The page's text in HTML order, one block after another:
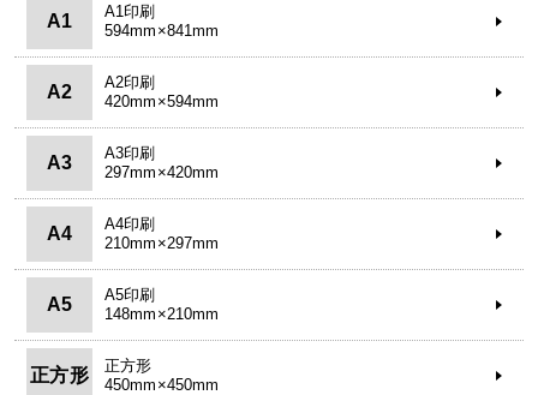
A1
A1印刷
594mm×841mm
A2
A2印刷
420mm×594mm
A3
A3印刷
297mm×420mm
A4
A4印刷
210mm×297mm
A5
A5印刷
148mm×210mm
正方形
正方形
450mm×450mm